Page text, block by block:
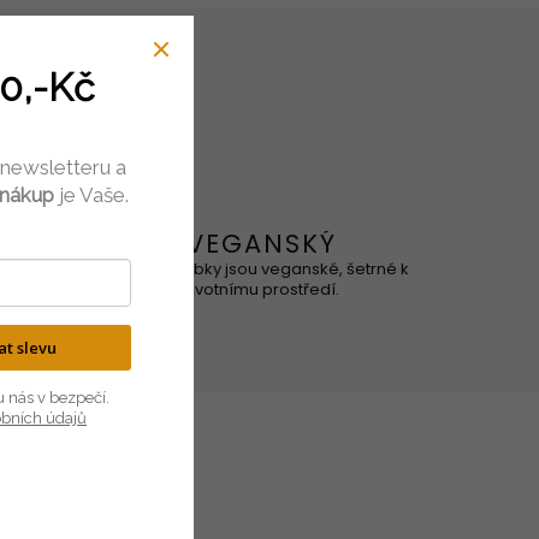
VEGANSKÝ
Naše výrobky jsou veganské, šetrné k
životnímu prostředí.
Kč
a
je Vaše.
slevu
nás v bezpečí.
údajů